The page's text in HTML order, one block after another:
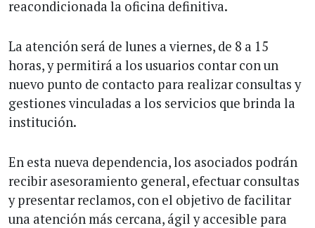
reacondicionada la oficina definitiva.
La atención será de lunes a viernes, de 8 a 15
horas, y permitirá a los usuarios contar con un
nuevo punto de contacto para realizar consultas y
gestiones vinculadas a los servicios que brinda la
institución.
En esta nueva dependencia, los asociados podrán
recibir asesoramiento general, efectuar consultas
y presentar reclamos, con el objetivo de facilitar
una atención más cercana, ágil y accesible para